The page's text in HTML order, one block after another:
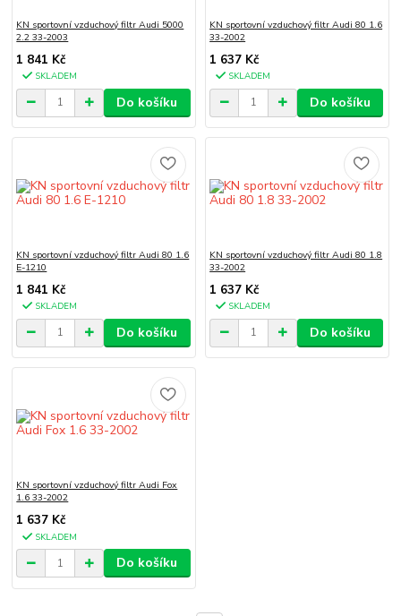
KN sportovní vzduchový filtr Audi 5000
2.2 33-2003
1 841 Kč
SKLADEM
Do košíku
KN sportovní vzduchový filtr Audi 80 1.6
33-2002
1 637 Kč
SKLADEM
Do košíku
KN sportovní vzduchový filtr Audi 80 1.6
E-1210
1 841 Kč
SKLADEM
Do košíku
KN sportovní vzduchový filtr Audi 80 1.8
33-2002
1 637 Kč
SKLADEM
Do košíku
KN sportovní vzduchový filtr Audi Fox
1.6 33-2002
1 637 Kč
SKLADEM
Do košíku